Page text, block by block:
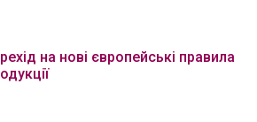
на нові європейські правила